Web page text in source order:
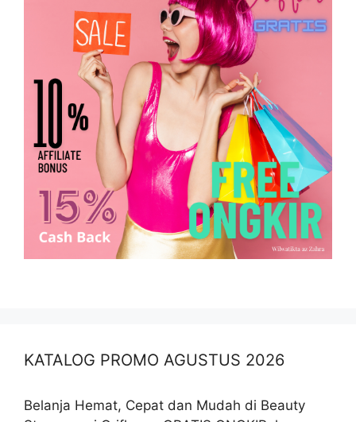
KATALOG PROMO AGUSTUS 2026
Belanja Hemat, Cepat dan Mudah di Beauty